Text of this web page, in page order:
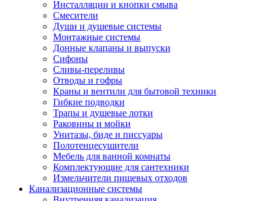
Инсталляции и кнопки смыва
Смесители
Души и душевые системы
Монтажные системы
Донные клапаны и выпуски
Сифоны
Сливы-переливы
Отводы и гофры
Краны и вентили для бытовой техники
Гибкие подводки
Трапы и душевые лотки
Раковины и мойки
Унитазы, биде и писсуары
Полотенцесушители
Мебель для ванной комнаты
Комплектующие для сантехники
Измельчители пищевых отходов
Канализационные системы